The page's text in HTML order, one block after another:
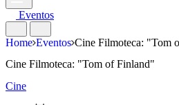
Eventos
Home Eventos Cine Filmoteca: "Tom
Cine Filmoteca: "Tom of Finland"
Cine